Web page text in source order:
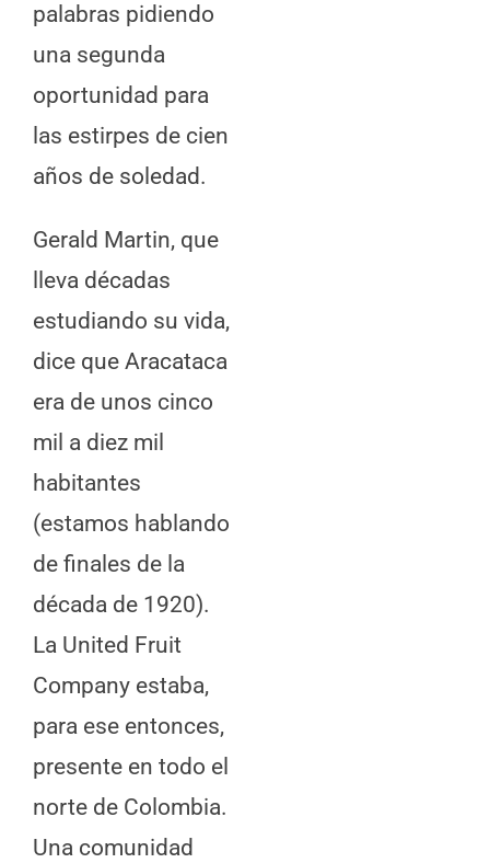
palabras pidiendo
una segunda
oportunidad para
las estirpes de cien
años de soledad.
Gerald Martin, que
lleva décadas
estudiando su vida,
dice que Aracataca
era de unos cinco
mil a diez mil
habitantes
(estamos hablando
de finales de la
década de 1920).
La United Fruit
Company estaba,
para ese entonces,
presente en todo el
norte de Colombia.
Una comunidad